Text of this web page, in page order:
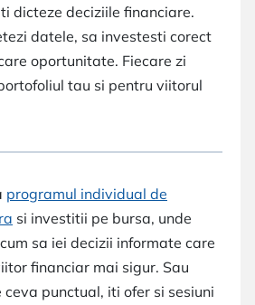
dicteze deciziile financiare.
datele, sa investesti corect
oportunitate. Fiecare zi
tau si pentru viitorul
programul individual de
si investitii pe bursa, unde
sa iei decizii informate care
financiar mai sigur. Sau
punctual, iti ofer si sesiuni